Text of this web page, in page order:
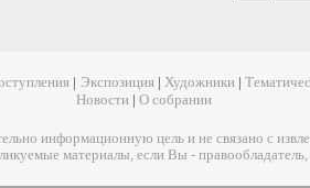
Экспозиция Художники
Новости| О собрании
информационную цель и не связано с
материалы, если Вы -